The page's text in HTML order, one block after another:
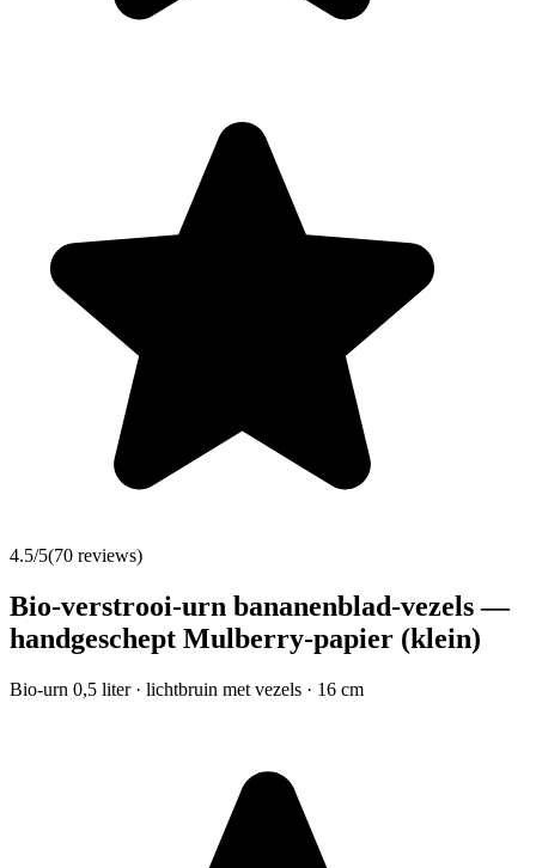
4.5/5(70 reviews)
Bio-verstrooi-urn bananenblad-vezels —
handgeschept Mulberry-papier (klein)
Bio-urn 0,5 liter · lichtbruin met vezels · 16 cm